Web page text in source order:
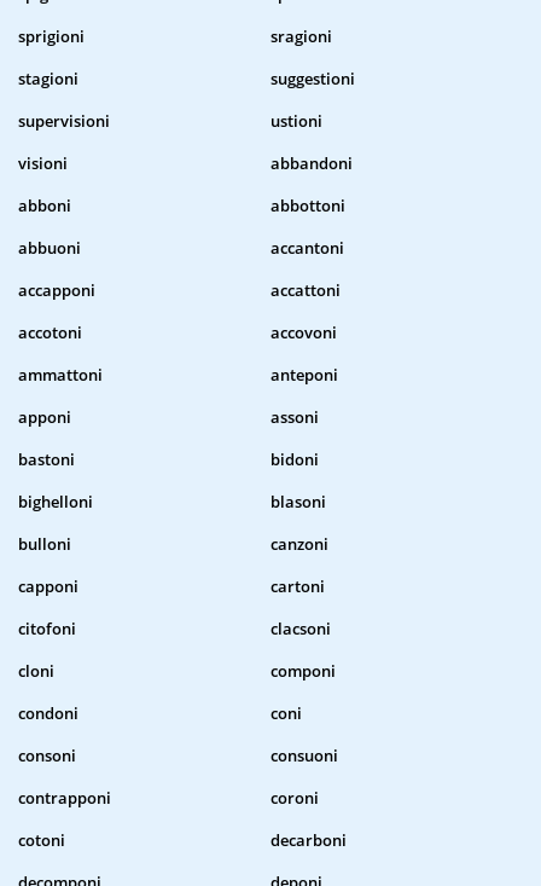
sprigioni
sragioni
stagioni
suggestioni
supervisioni
ustioni
visioni
abbandoni
abboni
abbottoni
abbuoni
accantoni
accapponi
accattoni
accotoni
accovoni
ammattoni
anteponi
apponi
assoni
bastoni
bidoni
bighelloni
blasoni
bulloni
canzoni
capponi
cartoni
citofoni
clacsoni
cloni
componi
condoni
coni
consoni
consuoni
contrapponi
coroni
cotoni
decarboni